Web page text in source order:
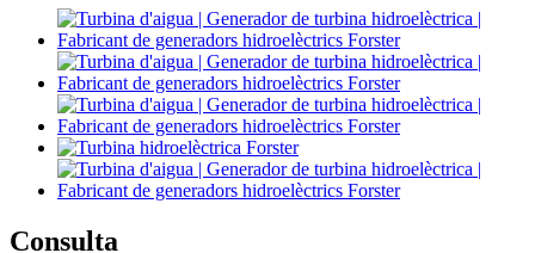
Consulta